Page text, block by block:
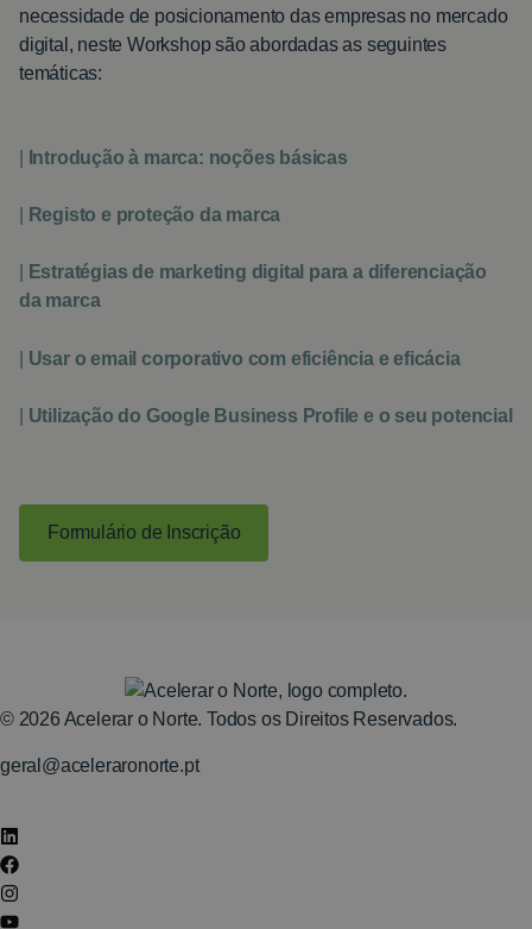
necessidade de posicionamento das empresas no mercado
digital, neste Workshop são abordadas as seguintes
temáticas:
Introdução à marca: noções básicas
Registo e proteção da marca
Estratégias de marketing digital para a diferenciação
da marca
Usar o email corporativo com eficiência e eficácia
Utilização do Google Business Profile e o seu potencial
Formulário de Inscrição
© 2026 Acelerar o Norte. Todos os Direitos Reservados.
geral@aceleraronorte.pt